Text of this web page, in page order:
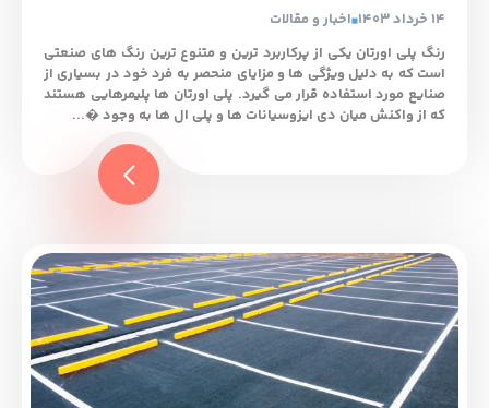
14 خرداد 1403
اخبار و مقالات
رنگ پلی ‌اورتان یکی از پرکاربرد ترین و متنوع‌ ترین رنگ ‌های صنعتی
است که به دلیل ویژگی ‌ها و مزایای منحصر به فرد خود در بسیاری از
صنایع مورد استفاده قرار می ‌گیرد. پلی ‌اورتان‌ ها پلیمرهایی هستند
که از واکنش میان دی ‌ایزوسیانات‌ ها و پلی‌ ال‌ ها به وجود �...